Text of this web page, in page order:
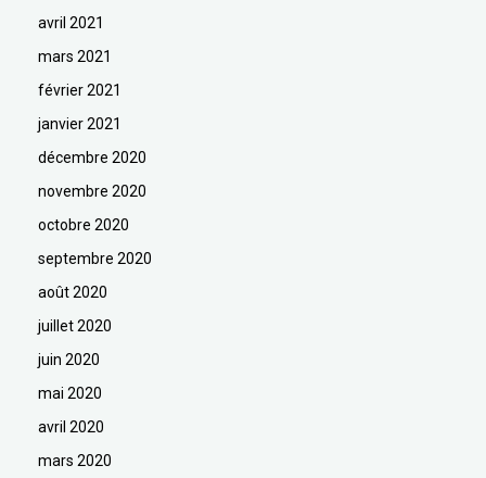
avril 2021
mars 2021
février 2021
janvier 2021
décembre 2020
novembre 2020
octobre 2020
septembre 2020
août 2020
juillet 2020
juin 2020
mai 2020
avril 2020
mars 2020